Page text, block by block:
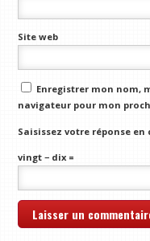
Site web
Enregistrer mon nom,
navigateur pour mon
Saisissez votre réponse en
vingt − dix =